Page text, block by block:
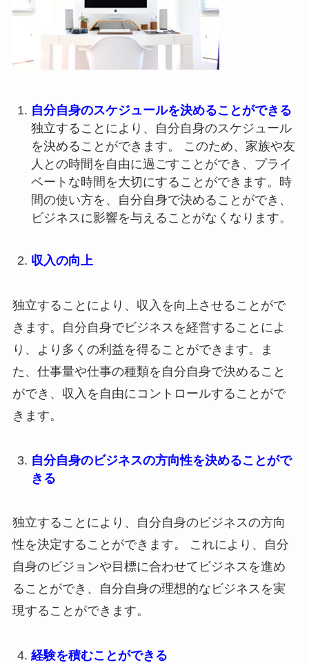
自分自身のスケジュールを決めることができる
独立することにより、自分自身のスケジュール
を決めることができます。 このため、家族や友
人との時間を自由に過ごすことができ、プライ
ベートな時間を大切にすることができます。時
間の使い方を、自分自身で決めることができ、
ビジネスに影響を与えることがなくなります。
収入の向上
独立することにより、収入を向上させることがで
きます。自分自身でビジネスを経営することによ
り、より多くの利益を得ることができます。ま
た、仕事量や仕事の種類を自分自身で決めること
ができ、収入を自由にコントロールすることがで
きます。
自分自身のビジネスの方向性を決めることがで
きる
独立することにより、自分自身のビジネスの方向
性を決定することができます。 これにより、自分
自身のビジョンや目標に合わせてビジネスを進め
ることができ、自分自身の理想的なビジネスを実
現することができます。
経験を積むことができる